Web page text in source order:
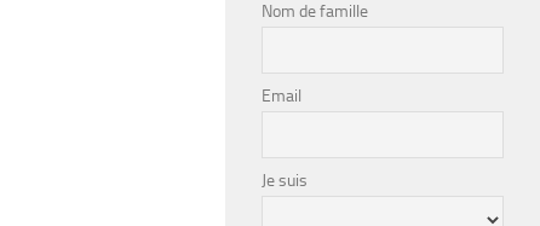
Nom de famille
Email
Je suis